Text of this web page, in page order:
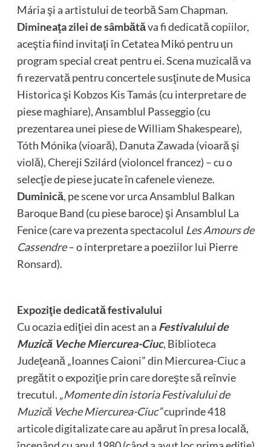
Mária şi a artistului de teorbă Sam Chapman.
Dimineaţa zilei de sâmbătăva fi dedicată copiilor,
aceştia fiind invitaţi în Cetatea Mikó pentru un
program special creat pentru ei. Scena muzicală va
fi rezervată pentru concertele susţinute de Musica
Historica şi Kobzos Kis Tamás (cu interpretare de
piese maghiare), Ansamblul Passeggio (cu
prezentarea unei piese de William Shakespeare),
Tóth Mónika (vioară), Danuta Zawada (vioară şi
violă), Chereji Szilárd (violoncel francez) – cu o
selecţie de piese jucate în cafenele vieneze.
Duminică, pe scene vor urca Ansamblul Balkan
Baroque Band (cu piese baroce) şi Ansamblul La
Fenice (care va prezenta spectacolul Les Amours de
Cassendre– o interpretare a poeziilor lui Pierre
Ronsard).
Expoziţie dedicată festivalului
Cu ocazia ediţiei din acest an a Festivalului de
Muzică Veche Miercurea-Ciuc, Biblioteca
Judeţeană „Ioannes Caioni” din Miercurea-Ciuc a
pregătit o expoziţie prin care doreşte să reînvie
trecutul. „Momente din istoria Festivalului de
Muzică Veche Miercurea-Ciuc”cuprinde 418
articole digitalizate care au apărut în presa locală,